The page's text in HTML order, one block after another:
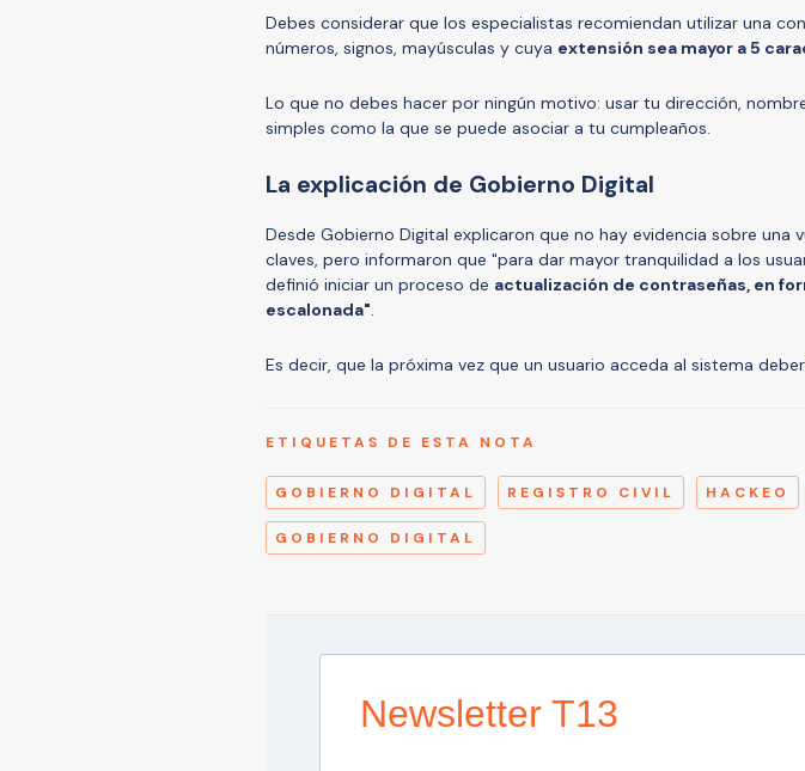
Debes considerar que los especialistas recomiendan utilizar una
números, signos, mayúsculas y cuya extensión sea mayor a 5
Lo que no debes hacer por ningún motivo: usar tu dirección,
simples como la que se puede asociar a tu cumpleaños.
La explicación de Gobierno Digital
Desde Gobierno Digital explicaron que no hay evidencia sobre una
claves, pero informaron que "para dar mayor tranquilidad a los
definió iniciar un proceso de actualización de contraseñas, en
escalonada".
Es decir, que la próxima vez que un usuario acceda al sistema
ETIQUETAS DE ESTA NOTA
GOBIERNO DIGITAL REGISTRO CIVIL HACKEO
GOBIERNO DIGITAL
Newsletter T13